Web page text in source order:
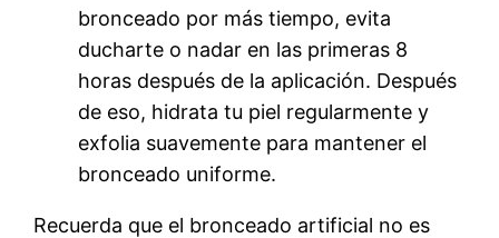
bronceado por más tiempo, evita
ducharte o nadar en las primeras 8
horas después de la aplicación. Después
de eso, hidrata tu piel regularmente y
exfolia suavemente para mantener el
bronceado uniforme.
Recuerda que el bronceado artificial no es